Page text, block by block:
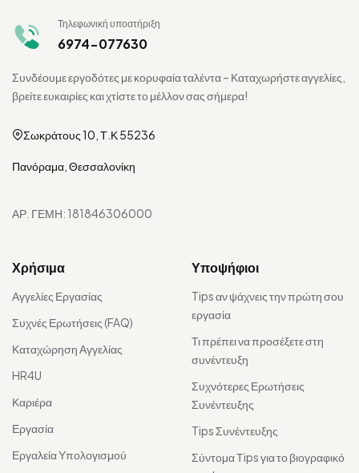
Τηλεφωνική υποστήριξη
6974-077630
Συνδέουμε εργοδότες με κορυφαία ταλέντα – Καταχωρήστε αγγελίες,
βρείτε ευκαιρίες και χτίστε το μέλλον σας σήμερα!
Σωκράτους 10, Τ.Κ 55236
Πανόραμα, Θεσσαλονίκη
ΑΡ. ΓΕΜΗ: 181846306000
Χρήσιμα
Αγγελίες Εργασίας
Συχνές Ερωτήσεις (FAQ)
Καταχώρηση Αγγελίας
HR4U
Καριέρα
Εργασία
Εργαλεία Υπολογισμού
Υποψήφιοι
Tips αν ψάχνεις την πρώτη σου
εργασία
Τι πρέπει να προσέξετε στη
συνέντευξη
Συχνότερες Ερωτήσεις
Συνέντευξης
Tips Συνέντευξης
Σύντομα Τips για το βιογραφικό